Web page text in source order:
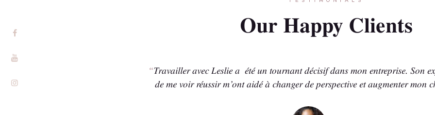
BRANDING
Our Happy Clients
l’essentiel.
Travailler avec Leslie a été un tournant décisif dans mon entreprise. Son
de me voir réussir m’ont aidé à changer de perspective et augmenter mon